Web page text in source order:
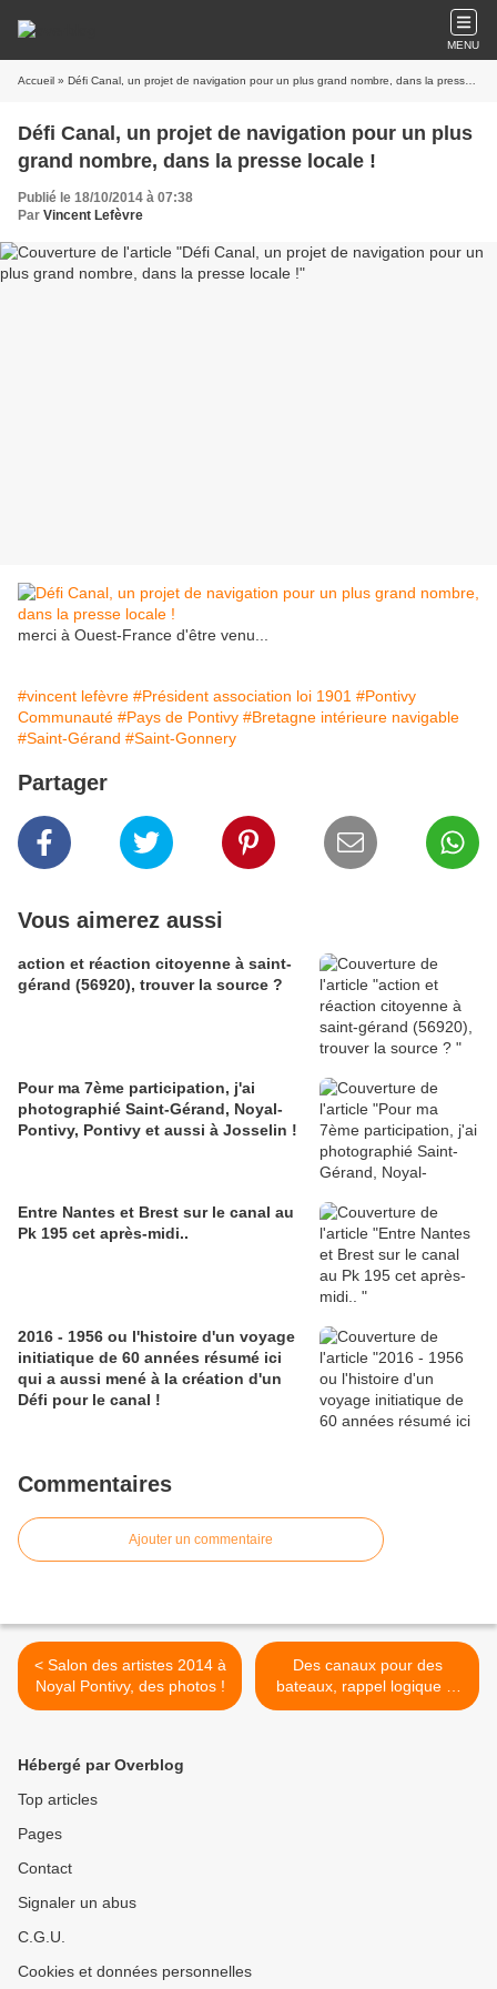
MENU
Accueil » Défi Canal, un projet de navigation pour un plus grand nombre, dans la presse locale !
Défi Canal, un projet de navigation pour un plus
grand nombre, dans la presse locale !
Publié le 18/10/2014 à 07:38
Par Vincent Lefèvre
merci à Ouest-France d'être venu...
#vincent lefèvre #Président association loi 1901 #Pontivy
Communauté #Pays de Pontivy #Bretagne intérieure navigable
#Saint-Gérand #Saint-Gonnery
Partager
Vous aimerez aussi
action et réaction citoyenne à saint-
gérand (56920), trouver la source ?
Pour ma 7ème participation, j'ai
photographié Saint-Gérand, Noyal-
Pontivy, Pontivy et aussi à Josselin !
Entre Nantes et Brest sur le canal au
Pk 195 cet après-midi..
2016 - 1956 ou l'histoire d'un voyage
initiatique de 60 années résumé ici
qui a aussi mené à la création d'un
Défi pour le canal !
Commentaires
Ajouter un commentaire
< Salon des artistes 2014 à
Noyal Pontivy, des photos !
Des canaux pour des
bateaux, rappel logique et
nécessaire ! >
Hébergé par Overblog
Top articles
Pages
Contact
Signaler un abus
C.G.U.
Cookies et données personnelles